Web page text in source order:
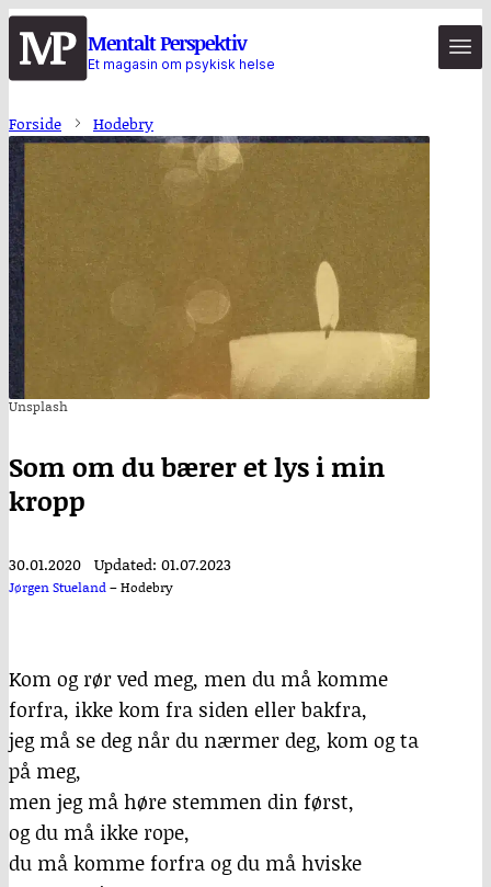
Hopp
til
hovedinnhold
Mentalt Perspektiv
Et magasin om psykisk helse
Forside Hodebry
Unsplash
Som om du bærer et lys i min
kropp
30.01.2020 Updated: 01.07.2023
Jørgen Stueland–Hodebry
Kom og rør ved meg, men du må komme
forfra, ikke kom fra siden eller bakfra,
jeg må se deg når du nærmer deg, kom og ta
på meg,
men jeg må høre stemmen din først,
og du må ikke rope,
du må komme forfra og du må hviske